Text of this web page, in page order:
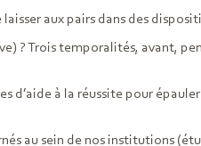
aux pairs dans des
? Trois temporalités, avant,
d’aide à la réussite pour
au sein de nos institutions